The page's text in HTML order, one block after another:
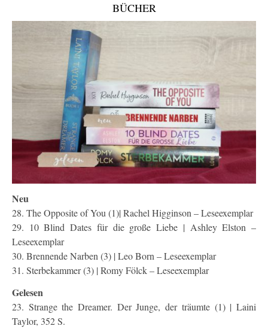
BÜCHER
Neu
28. The Opposite of You (1)| Rachel Higginson – Leseexemplar
29. 10 Blind Dates für die große Liebe | Ashley Elston –
Leseexemplar
30. Brennende Narben (3) | Leo Born – Leseexemplar
31. Sterbekammer (3) | Romy Fölck – Leseexemplar
Gelesen
23. Strange the Dreamer. Der Junge, der träumte (1) | Laini
Taylor, 352 S.